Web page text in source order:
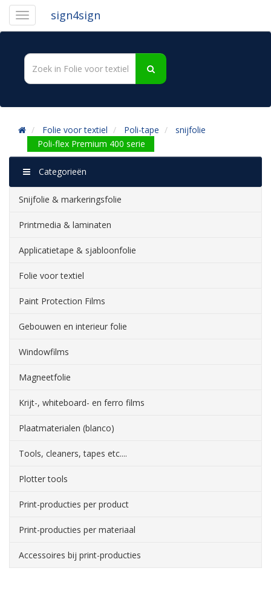
sign4sign
Folie voor textiel Poli-tape
snijfolie
Poli-flex Premium 400 serie
Categorieën
Snijfolie & markeringsfolie
Printmedia & laminaten
Applicatietape & sjabloonfolie
Folie voor textiel
Paint Protection Films
Gebouwen en interieur folie
Windowfilms
Magneetfolie
Krijt-, whiteboard- en ferro films
Plaatmaterialen (blanco)
Tools, cleaners, tapes etc....
Plotter tools
Print-producties per product
Print-producties per materiaal
Accessoires bij print-producties